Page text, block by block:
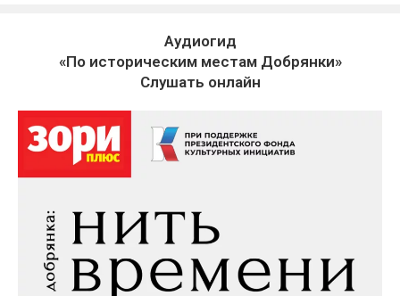
Аудиогид
«По историческим местам Добрянки»
Слушать онлайн